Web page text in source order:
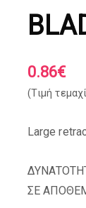
0.86€
(Tιμή
Large
ΣΕ